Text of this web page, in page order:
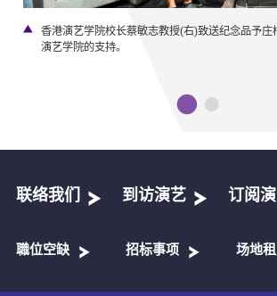
香港演艺学院校长蔡敏志教授(右)致送纪念品予
演艺学院的支持。
联络我们 到访演艺 订阅
職位空缺 招标事项 场地租